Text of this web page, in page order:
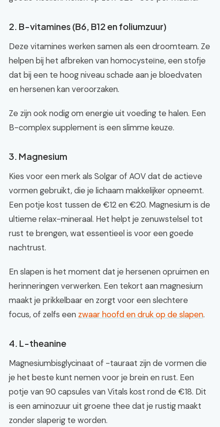
2. B-vitamines (B6, B12 en foliumzuur)
Deze vitamines werken samen als een droomteam. Ze
helpen bij het afbreken van homocysteïne, een stofje
dat bij een te hoog niveau schade aan je bloedvaten
en hersenen kan veroorzaken.
Ze zijn ook nodig om energie uit voeding te halen. Een
B-complex supplement is een slimme keuze.
3. Magnesium
Kies voor een merk als Solgar of AOV dat de actieve
vormen gebruikt, die je lichaam makkelijker opneemt.
Een potje kost tussen de €12 en €20. Magnesium is de
ultieme relax-mineraal. Het helpt je zenuwstelsel tot
rust te brengen, wat essentieel is voor een goede
nachtrust.
En slapen is het moment dat je hersenen opruimen en
herinneringen verwerken. Een tekort aan magnesium
maakt je prikkelbaar en zorgt voor een slechtere
focus, of zelfs een zwaar hoofd en druk op de slapen.
4. L-theanine
Magnesiumbisglycinaat of -tauraat zijn de vormen die
je het beste kunt nemen voor je brein en rust. Een
potje van 90 capsules van Vitals kost rond de €18. Dit
is een aminozuur uit groene thee dat je rustig maakt
zonder slaperig te worden.